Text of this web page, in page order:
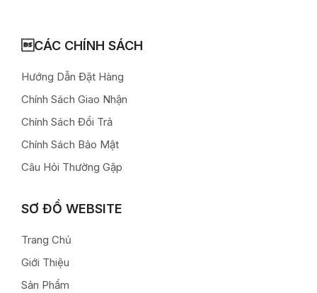
CÁC CHÍNH SÁCH
Hướng Dẫn Đặt Hàng
Chính Sách Giao Nhận
Chính Sách Đổi Trả
Chính Sách Bảo Mật
Câu Hỏi Thường Gặp
SƠ ĐỒ WEBSITE
Trang Chủ
Giới Thiệu
Sản Phẩm